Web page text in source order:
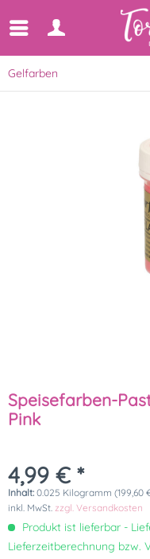
Gelfarben
Speisefarben-
Pink
4,99 € *
Inhalt: 0.025 Kilogramm (199,60
inkl. MwSt. zzgl. Versandkosten
Produkt ist lieferbar -
Lieferzeitberechnung bzw.